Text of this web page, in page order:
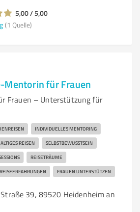
5,00 / 5,00
(1 Quelle)
Mentorin für Frauen
Frauen – Unterstützung für
INDIVIDUELLES MENTORING
REISEN SELBSTBEWUSSTSEIN
REISETRÄUME
REISEERFAHRUNGEN FRAUEN UNTERSTÜTZEN
39, 89520 Heidenheim an